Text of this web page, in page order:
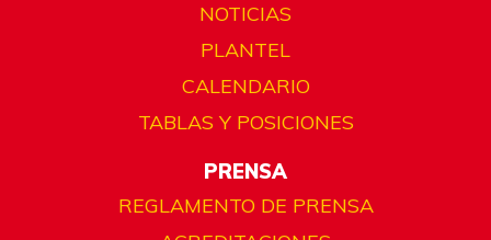
NOTICIAS
PLANTEL
CALENDARIO
TABLAS Y POSICIONES
PRENSA
REGLAMENTO DE PRENSA